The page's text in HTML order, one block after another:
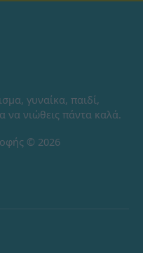
γυναίκα, παιδί,
να νιώθεις πάντα καλά.
© 2026